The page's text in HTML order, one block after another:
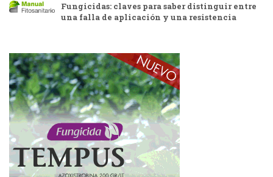
Fungicidas: claves para saber distinguir entre
una falla de aplicación y una resistencia